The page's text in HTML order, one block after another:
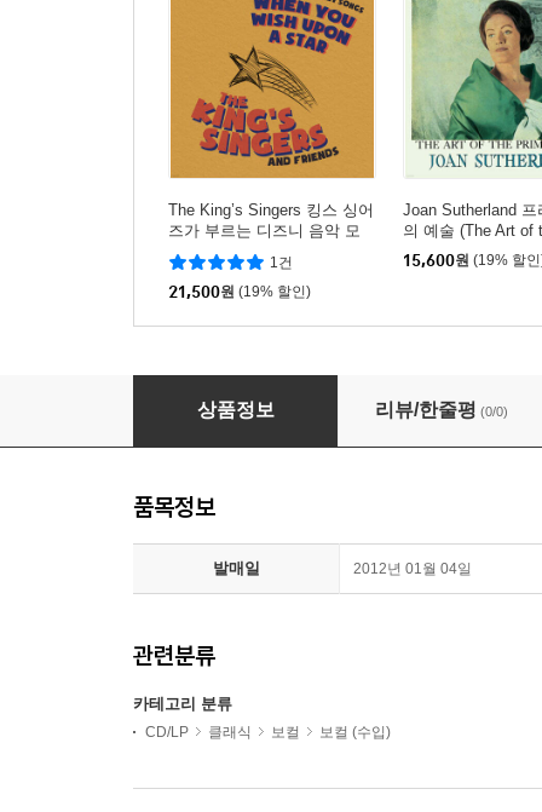
The King’s Singers 킹스 싱어
즈가 부르는 디즈니 음악 모
음집 (When You Wish Upon
a Star: 100 Years of Disney
Songs)
1건
21,500원 (19% 할인)
Joan Sutherland 프
의 예술 (The Art of
Donna)
15,600원 (19% 할
상품정보 리뷰/한줄평 (0/0)
품목정보
발매일 2012년 01월 04일
관련분류
카테고리 분류
CD/LP 클래식 보컬 보컬 (수입)